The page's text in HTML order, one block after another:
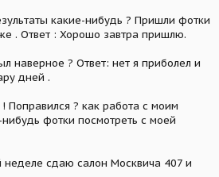
какие-нибудь ? Пришли фотки
. Ответ : Хорошо завтра пришлю.
наверное ? Ответ: нет я приболел и
дней .
Поправился ? как работа с моим
фотки посмотреть с моей
неделе сдаю салон Москвича 407 и